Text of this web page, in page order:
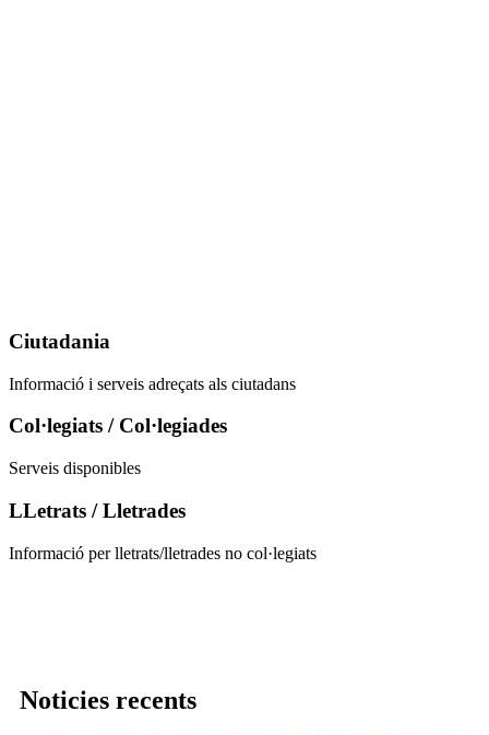
Ciutadania
Informació i serveis adreçats als ciutadans
Col·legiats / Col·legiades
Serveis disponibles
LLetrats / Lletrades
Informació per lletrats/lletrades no col·legiats
Noticies recents